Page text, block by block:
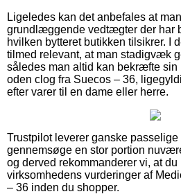
Ligeledes kan det anbefales at
grundlæggende vedtægter der har
hvilken bytteret butikken tilsikrer. I
tilmed relevant, at man stadigvæk
således man altid kan bekræfte sin
oden clog fra Suecos – 36,
efter varer til en dame eller herre.
Trustpilot leverer ganske
gennemsøge en stor portion
og derved rekommanderer vi, at
virksomhedens vurderinger af
– 36 inden du shopper.